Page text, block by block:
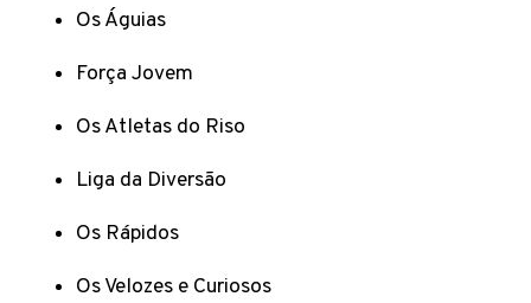
Os Águias
Força Jovem
Os Atletas do Riso
Liga da Diversão
Os Rápidos
Os Velozes e Curiosos